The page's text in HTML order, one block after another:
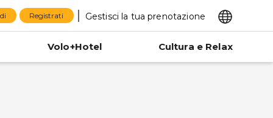
Registrati Gestisci la tua prenotazione
Volo+Hotel Cultura e Relax